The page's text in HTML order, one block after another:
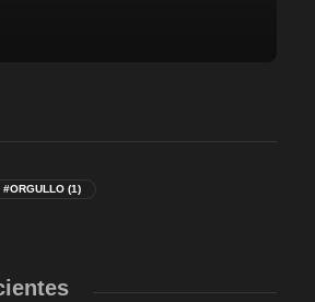
#ORGULLO (1)